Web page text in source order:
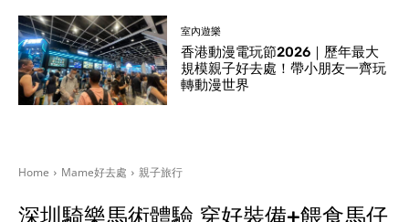
室內遊樂
香港動漫電玩節2026｜歷年最大
規模親子好去處！帶小朋友一齊玩
轉動漫世界